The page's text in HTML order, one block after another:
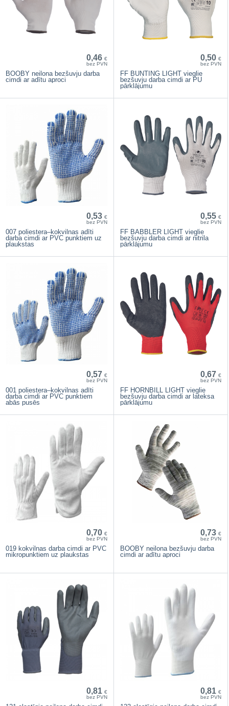
0,46 €
bez PVN
BOOBY neilona bezšuvju darba
cimdi ar adītu aproci
0,50 €
bez PVN
FF BUNTING LIGHT vieglie
bezšuvju darba cimdi ar PU
pārklājumu
0,53 €
bez PVN
007 poliestera–kokvilnas adīti
darba cimdi ar PVC punktiem uz
plaukstas
0,55 €
bez PVN
FF BABBLER LIGHT vieglie
bezšuvju darba cimdi ar nitrila
pārklājumu
0,57 €
bez PVN
001 poliestera–kokvilnas adīti
darba cimdi ar PVC punktiem
abās pusēs
0,67 €
bez PVN
FF HORNBILL LIGHT vieglie
bezšuvju darba cimdi ar lateksa
pārklājumu
0,70 €
bez PVN
019 kokvilnas darba cimdi ar PVC
mikropunktiem uz plaukstas
0,73 €
bez PVN
BOOBY neilona bezšuvju darba
cimdi ar adītu aproci
0,81 €
bez PVN
0,81 €
bez PVN